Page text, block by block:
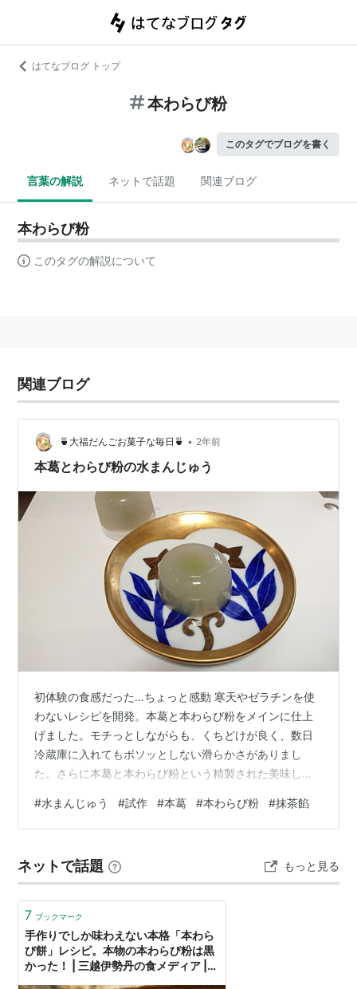
はてなブログ トップ
本わらび粉
このタグでブログを書く
言葉の解説 ネットで話題 関連ブログ
本わらび粉
このタグの解説について
関連ブログ
🍵大福だんごお菓子な毎日🍵 • 2年前
本葛とわらび粉の水まんじゅう
初体験の食感だった…ちょっと感動 寒天やゼラチンを使
わないレシピを開発。本葛と本わらび粉をメインに仕上
げました。モチっとしながらも、くちどけが良く、数日
冷蔵庫に入れてもボソッとしない滑らかさがありまし
た。さらに本葛と本わらび粉という精製された美味しさ
い初めて口にした食感と風味に感動です。 中には白あん
に抹茶を混ぜて仕上げました。 清涼感溢れるこの夏にぴ
滑らかさが失われませんでした！ 材料はこれだけ！ 生地
の材料は、本葛・本わらび粉・砂糖・水のみです。本葛
と本わらび粉を使いましたが、100%の…
#水まんじゅう #試作 #本葛 #本わらび粉 #抹茶餡
ネットで話題 もっと見る
7 ブックマーク
手作りでしか味わえない本格「本わら
び餅」レシピ。本物の本わらび粉は黒
かった！ | 三越伊勢丹の食メディア |